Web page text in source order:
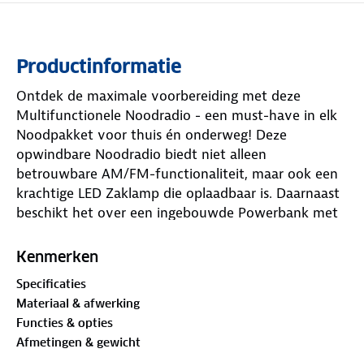
Productinformatie
Ontdek de maximale voorbereiding met deze
Multifunctionele Noodradio - een must-have in elk
Noodpakket voor thuis én onderweg! Deze
opwindbare Noodradio biedt niet alleen
betrouwbare AM/FM-functionaliteit, maar ook een
krachtige LED Zaklamp die oplaadbaar is. Daarnaast
beschikt het over een ingebouwde Powerbank met
zelfs in noodsituaties. Voeg dit Noodrantsoen toe
radio die niet alleen opwindbaar is, maar ook een
betrouwbare bron van licht en energie voor al je
reizen en avonturen.
Kenmerken
Specificaties
Materiaal & afwerking
Functies & opties
Afmetingen & gewicht